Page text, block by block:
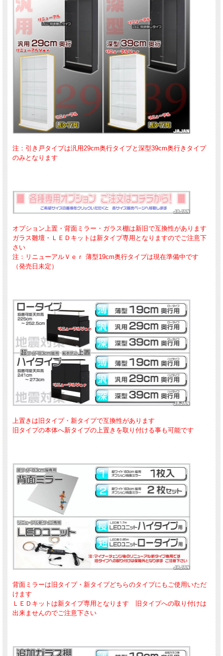
注：引き戸タイプは汎用29cm奥行タイプと深型39cm奥行きタイプ
のみとなります
オプション上置・背面ミラー・ガラス棚は新旧で互換性があります
ガラス雛壇・ＬＥＤキットは新タイプ専用となりますのでご注意下
さい
注：リニューアルＶｅｒ 薄型19cm奥行タイプは現在準備中です
（発売日未定）
上置きは旧タイプ・新タイプで互換性があります
旧タイプの本体へ新タイプの上置きを取り付ける事も可能です
背面ミラーは旧タイプ・新タイプどちらのタイプにもご使用いただ
けます
ＬＥＤキットは新タイプ専用となります 旧タイプへの取り付けは
出来ませんのでご注意下さい